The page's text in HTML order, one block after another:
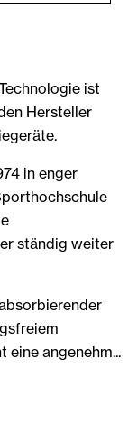
ist
Hersteller
in enger
ständig weiter
angenehm...